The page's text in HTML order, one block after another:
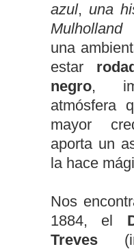
azul, una
una
estar
negro,
atmósfera
mayor
aporta un
la hace
Nos
1884, el
Treves